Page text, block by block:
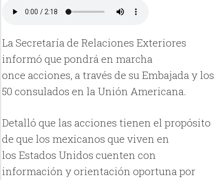
La Secretaría de Relaciones Exteriores
informó que pondrá en marcha
once acciones, a través de su Embajada y los
50 consulados en la Unión Americana.
Detalló que las acciones tienen el propósito
de que los mexicanos que viven en
los Estados Unidos cuenten con
información y orientación oportuna por